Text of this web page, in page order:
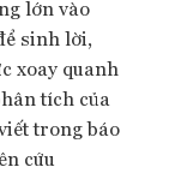
lớn vào
sinh lời,
xoay quanh
tích của
trong báo
cứu